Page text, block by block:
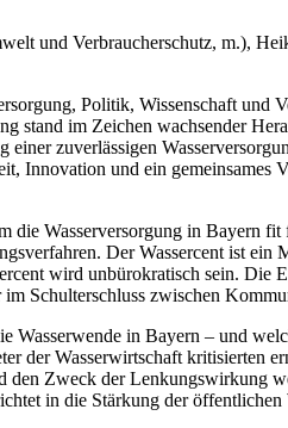
und Verbraucherschutz, m.),
Politik, Wissenschaft und
stand im Zeichen wachsender
zuverlässigen
Innovation und ein gemeinsames
Wasserversorgung in Bayern
Der Wassercent ist ein
wird unbürokratisch sein. Die
Schulterschluss zwischen
in Bayern – und
der Wasserwirtschaft kritisierten
Zweck der Lenkungswirkung
in die Stärkung der öffentlichen